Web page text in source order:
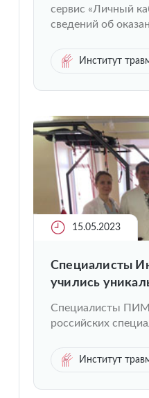
сервис «Личный
сведений об
Институт
15.05.2023
Специалисты
учились
Специалисты
российских
Институт